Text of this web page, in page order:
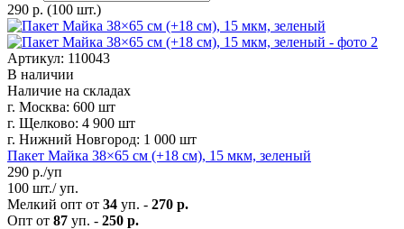
290 р. (100 шт.)
Артикул: 110043
В наличии
Наличие на складах
г. Москва: 600 шт
г. Щелково: 4 900 шт
г. Нижний Новгород: 1 000 шт
Пакет Майка 38×65 см (+18 см), 15 мкм, зеленый
290 р./уп
100 шт./ уп.
Мелкий опт от 34 уп. - 270 р.
Опт от 87 уп. - 250 р.